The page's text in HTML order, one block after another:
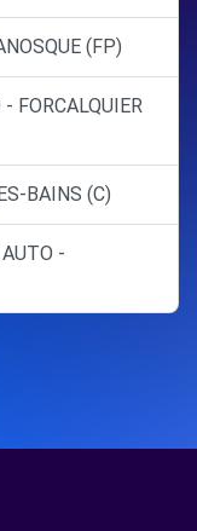
(FP)
FORCALQUIER
BAINS (C)
-